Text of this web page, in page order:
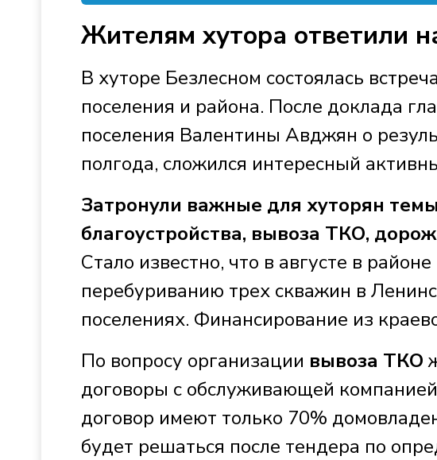
Жителям хутора ответили
В хуторе Безлесном состоялась
поселения и района. После доклада
поселения Валентины Авджян о
полгода, сложился интересный
Затронули важные для хуторян
благоустройства, вывоза ТКО,
Стало известно, что в августе в
перебуриванию трех скважин в
поселениях. Финансирование из
По вопросу организации вывоза ТКО
договоры с обслуживающей
договор имеют только 70%
будет решаться после тендера по